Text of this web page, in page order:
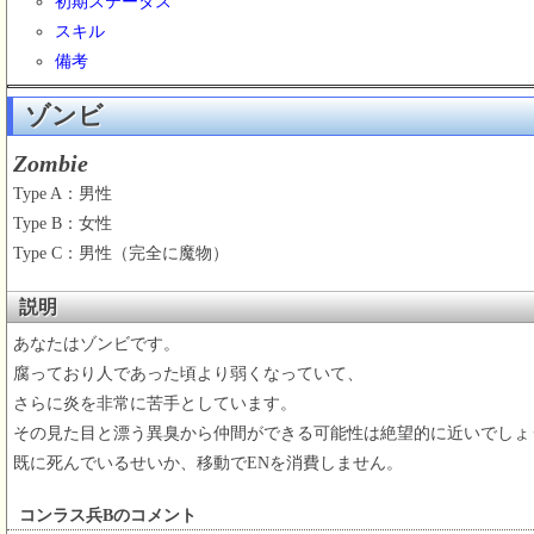
スキル
備考
ゾンビ
Zombie
Type A：男性
Type B：女性
Type C：男性（完全に魔物）
説明
あなたはゾンビです。
腐っており人であった頃より弱くなっていて、
さらに炎を非常に苦手としています。
その見た目と漂う異臭から仲間ができる可能性は絶望的に近いでしょ
既に死んでいるせいか、移動でENを消費しません。
コンラス兵Bのコメント